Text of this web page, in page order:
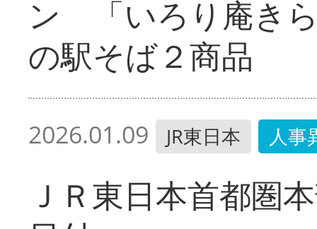
ン 「いろり庵き
の駅そば２商品
2026.01.09 JR東日本 人事
ＪＲ東日本首都圏